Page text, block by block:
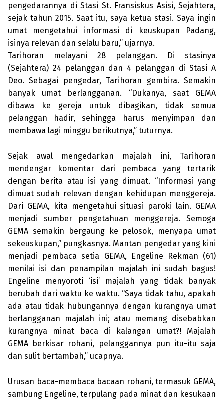
pengedarannya di Stasi St. Fransiskus Asisi, Sejahtera,
sejak tahun 2015. Saat itu, saya ketua stasi. Saya ingin
umat mengetahui informasi di keuskupan Padang,
isinya relevan dan selalu baru,” ujarnya.
Tarihoran melayani 28 pelanggan. Di stasinya
(Sejahtera) 24 pelanggan dan 4 pelanggan di Stasi A
Deo. Sebagai penge­dar, Tarihoran gembira. Semakin
banyak umat berlangganan. “Dukanya, saat GEMA
dibawa ke gereja untuk dibagikan, tidak semua
pelanggan hadir, sehingga harus menyimpan dan
membawa lagi minggu berikutnya,” tuturnya.
Sejak awal mengedarkan majalah ini, Tarihoran
mendengar komentar dari pembaca yang tertarik
dengan berita atau isi yang dimuat. “Informasi yang
dimuat sudah relevan dengan kehidupan meng­gereja.
Dari GEMA, kita mengetahui situasi paroki lain. GEMA
menjadi sumber pengetahuan menggereja. Semoga
GEMA semakin bergaung ke pelosok, menyapa umat
sekeuskupan,” pungkasnya. Mantan pengedar yang kini
menjadi pembaca setia GEMA, Engeline Rekman (61)
menilai isi dan penampilan majalah ini sudah bagus!
Engeline menyoroti ‘isi’ majalah yang tidak banyak
berubah dari waktu ke waktu. “Saya tidak tahu, apakah
ada atau tidak hubungannya dengan kurangnya umat
berlangganan majalah ini; atau memang disebabkan
kurangnya minat baca di kalangan umat?! Majalah
GEMA berkisar rohani, pelanggannya pun itu-itu saja
dan sulit bertambah,” ucapnya.
Urusan baca-membaca bacaan rohani, termasuk GEMA,
sambung Engeline, terpulang pada minat dan kesukaan